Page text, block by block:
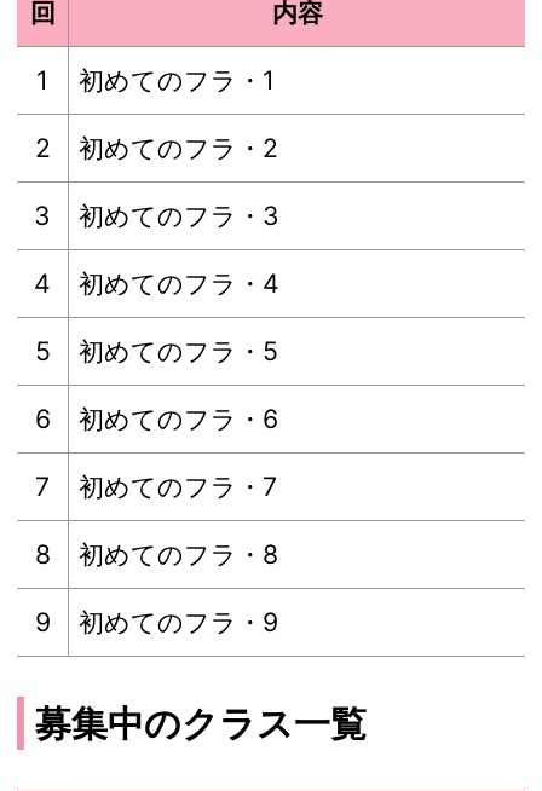
回 内容
1 初めてのフラ・1
2 初めてのフラ・2
3 初めてのフラ・3
4 初めてのフラ・4
5 初めてのフラ・5
6 初めてのフラ・6
7 初めてのフラ・7
8 初めてのフラ・8
9 初めてのフラ・9
募集中のクラス一覧